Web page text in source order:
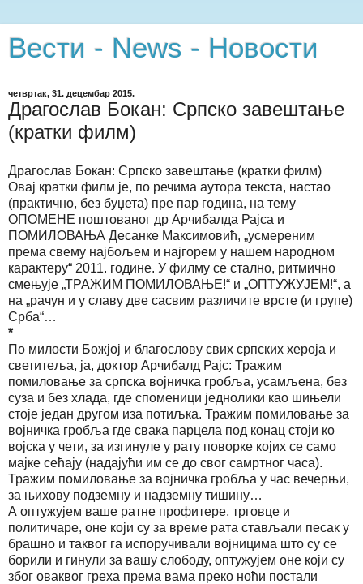
Вести - News - Новости
четвртак, 31. децембар 2015.
Драгослав Бокан: Српско завештање
(кратки филм)
Драгослав Бокан: Српско завештање (кратки филм)
Овај кратки филм је, по речима аутора текста, настао
(практично, без буџета) пре пар година, на тему
ОПОМЕНЕ поштованог др Арчибалда Рајса и
ПОМИЛОВАЊА Десанке Максимовић, „усмереним
према свему најбољем и најгорем у нашем народном
карактеру“ 2011. године. У филму се стално, ритмично
смењује „ТРАЖИМ ПОМИЛОВАЊЕ!“ и „ОПТУЖУЈЕМ!“, а
на „рачун и у славу две сасвим различите врсте (и групе)
Срба“…
*
По милости Божјој и благослову свих српских хероја и
светитеља, ја, доктор Арчибалд Рајс: Тражим
помиловање за српска војничка гробља, усамљена, без
суза и без хлада, где споменици једнолики као шињели
стоје један другом иза потиљка. Тражим помиловање за
војничка гробља где свака парцела под конац стоји ко
војска у чети, за изгинуле у рату поворке којих се само
мајке сећају (надајући им се до свог самртног часа).
Тражим помиловање за војничка гробља у час вечерњи,
за њихову подземну и надземну тишину…
А оптужујем ваше ратне профитере, трговце и
политичаре, оне који су за време рата стављали песак у
брашно и таквог га испоручивали војницима што су се
борили и гинули за вашу слободу, оптужујем оне који су
због оваквог греха према вама преко ноћи постали